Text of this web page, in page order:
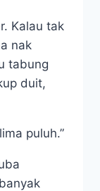
Kalau tak
nak
tabung
duit,
puluh.”